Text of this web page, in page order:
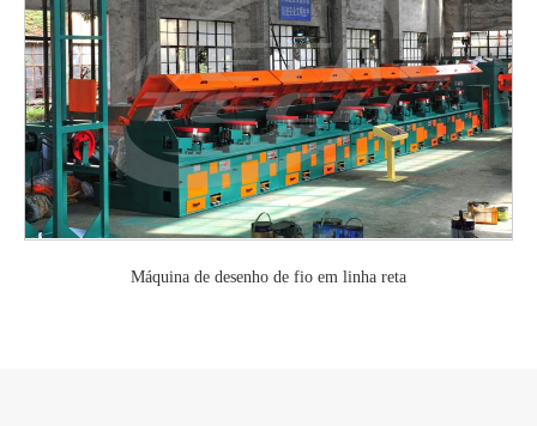
Máquina de desenho de fio em linha reta